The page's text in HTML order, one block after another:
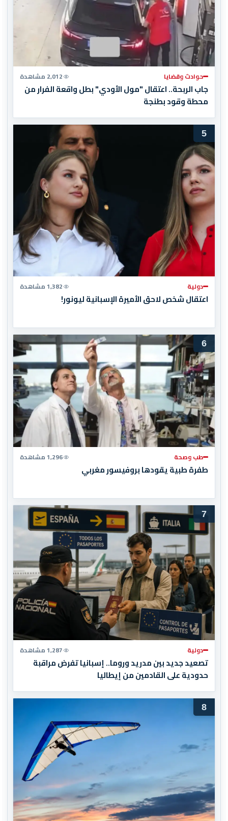
حوادث وقضايا 2,012 مشاهدة
جاب الربحة.. اعتقال "مول الأودي" بطل واقعة الفرار من
محطة وقود بطنجة
5
دولية 1,382 مشاهدة
اعتقال شخص لاحق الأميرة الإسبانية ليونور!
6
طب وصحة 1,296 مشاهدة
طفرة طبية يقودها بروفيسور مغربي
7
دولية 1,287 مشاهدة
تصعيد جديد بين مدريد وروما.. إسبانيا تفرض مراقبة
حدودية على القادمين من إيطاليا
8